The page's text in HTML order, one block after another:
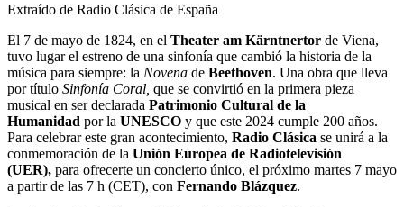
Extraído de Radio Clásica de España
El 7 de mayo de 1824, en el Theater am Kärntnertor de Viena,
tuvo lugar el estreno de una sinfonía que cambió la historia de la
música para siempre: la Novena de Beethoven. Una obra que lleva
por título Sinfonía Coral, que se convirtió en la primera pieza
musical en ser declarada Patrimonio Cultural de la
Humanidad por la UNESCO y que este 2024 cumple 200 años.
Para celebrar este gran acontecimiento, Radio Clásica se unirá a la
conmemoración de la Unión Europea de Radiotelevisión
(UER), para ofrecerte un concierto único, el próximo martes 7 mayo
a partir de las 7 h (CET), con Fernando Blázquez.